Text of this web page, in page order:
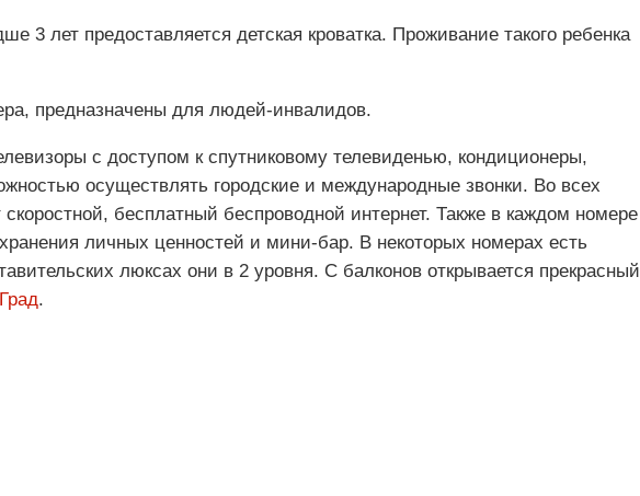
3 лет предоставляется детская кроватка. Проживание такого ребенка
предназначены для людей-инвалидов.
с доступом к спутниковому телевиденью, кондиционеры,
осуществлять городские и международные звонки. Во всех
скоростной, бесплатный беспроводной интернет. Также в каждом номере
личных ценностей и мини-бар. В некоторых номерах есть
люксах они в 2 уровня. С балконов открывается прекрасный
.